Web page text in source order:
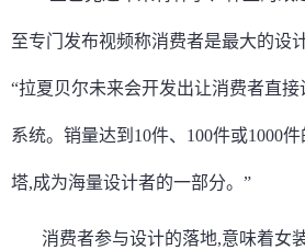
至专门发布视频称消费者是最大的设
“拉夏贝尔未来会开发出让消费者直
系统。销量达到10件、100件或1000
塔,成为海量设计者的一部分。”
消费者参与设计的落地,意味着女